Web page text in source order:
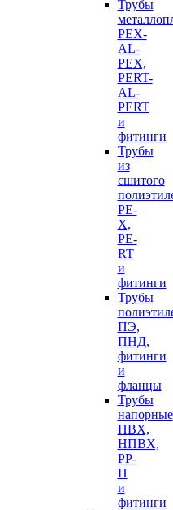
Трубы
PEX-
AL-
PEX,
PERT-
AL-
PERT
и
фитинги
Трубы
из
сшитого
PE-
X,
PE-
RT
и
фитинги
Трубы
ПЭ,
ПНД,
фитинги
и
фланцы
Трубы
напорные
ПВХ,
НПВХ,
PP-
H
и
фитинги